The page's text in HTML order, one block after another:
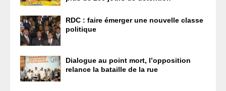
RDC : faire émerger une nouvelle classe
politique
Dialogue au point mort, l’opposition
relance la bataille de la rue